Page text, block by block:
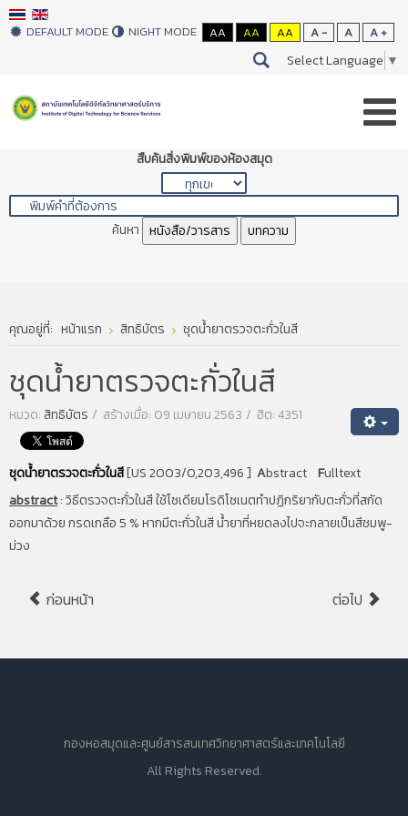
DEFAULT MODE NIGHT MODE AA AA AA A - A A +
Select Language ▼
สืบค้นสิ่งพิมพ์ของห้องสมุด
ค้นหา หนังสือ/วารสาร บทความ
คุณอยู่ที่: หน้าแรก สิทธิบัตร ชุดน้ำยาตรวจตะกั่วในสี
ชุดน้ำยาตรวจตะกั่วในสี
หมวด: สิทธิบัตร สร้างเมื่อ: 09 เมษายน 2563 ฮิต: 4351
ชุดน้ำยาตรวจตะกั่วในสี[US 2003/0,203,496 ] Abstract Fulltext
abstract:วิธีตรวจตะกั่วในสี ใช้โซเดียมโรดิโซเนตทำปฏิกริยากับตะกั่วที่สกัด
ออกมาด้วย กรดเกลือ 5 % หากมีตะกั่วในสี น้ำยาที่หยดลงไปจะกลายเป็นสีชมพู-
ม่วง
ก่อนหน้า ต่อไป
กองหอสมุดและศูนย์สารสนเทศวิทยาศาสตร์และเทคโนโลยี
All Rights Reserved.